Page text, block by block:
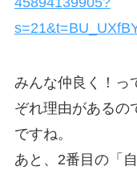
みんな仲良く！っ
ぞれ理由があるの
ですね。
あと、2番目の「